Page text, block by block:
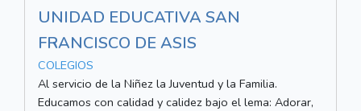
UNIDAD EDUCATIVA SAN
FRANCISCO DE ASIS
COLEGIOS
Al servicio de la Niñez la Juventud y la Familia.
Educamos con calidad y calidez bajo el lema: Adorar,